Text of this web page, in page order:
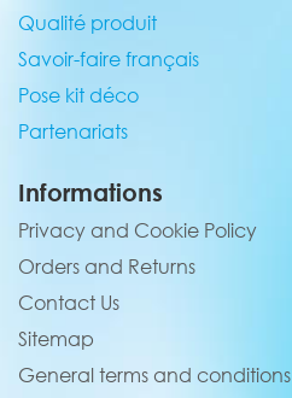
Qualité produit
Savoir-faire français
Pose kit déco
Partenariats
Informations
Privacy and Cookie Policy
Orders and Returns
Contact Us
Sitemap
General terms and conditions